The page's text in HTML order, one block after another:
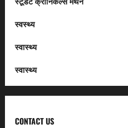
स्वस्थ्य
स्वास्थ्य
स्वास्थ्य
CONTACT US